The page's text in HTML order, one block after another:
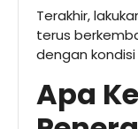
Terakhir,
terus
dengan
Apa